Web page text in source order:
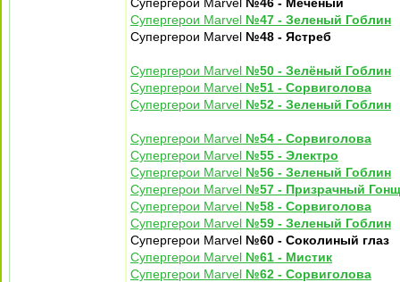
Супергерои Marvel №47 - Зеленый Гоблин
Супергерои Marvel №48 - Ястреб
Супергерои Marvel №50 - Зелёный Гоблин
Супергерои Marvel №51 - Сорвиголова
Супергерои Marvel №52 - Зеленый Гоблин
Супергерои Marvel №54 - Сорвиголова
Супергерои Marvel №55 - Электро
Супергерои Marvel №56 - Зеленый Гоблин
Супергерои Marvel №57 - Призрачный
Супергерои Marvel №58 - Сорвиголова
Супергерои Marvel №59 - Зеленый Гоблин
Супергерои Marvel №60 - Соколиный глаз
Супергерои Marvel №61 - Мистик
Супергерои Marvel №62 - Сорвиголова